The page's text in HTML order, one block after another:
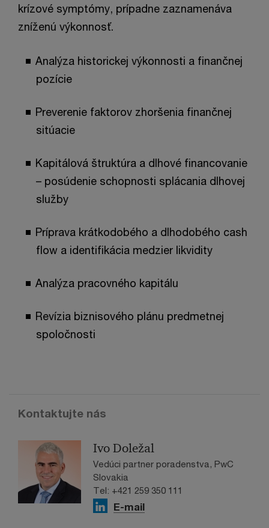
krízové symptómy, prípadne zaznamenáva
zníženú výkonnosť.
Analýza historickej výkonnosti a finančnej
pozície
Preverenie faktorov zhoršenia finančnej
sitúacie
Kapitálová štruktúra a dlhové financovanie
– posúdenie schopnosti splácania dlhovej
služby
Príprava krátkodobého a dlhodobého cash
flow a identifikácia medzier likvidity
Analýza pracovného kapitálu
Revízia biznisového plánu predmetnej
spoločnosti
Kontaktujte nás
Ivo Doležal
Vedúci partner poradenstva, PwC
Slovakia
Tel: +421 259 350 111
E-mail